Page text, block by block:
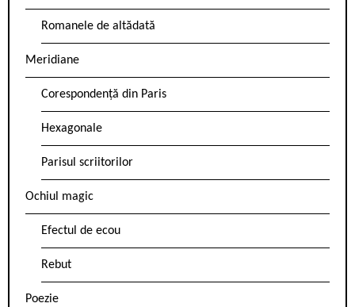
Romanele de altădată
Meridiane
Corespondență din Paris
Hexagonale
Parisul scriitorilor
Ochiul magic
Efectul de ecou
Rebut
Poezie